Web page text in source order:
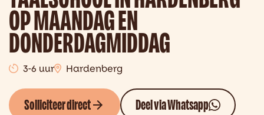
OP MAANDAG EN
DONDERDAGMIDDAG
3-6 uur Hardenberg
Solliciteer direct Deel via Whatsapp